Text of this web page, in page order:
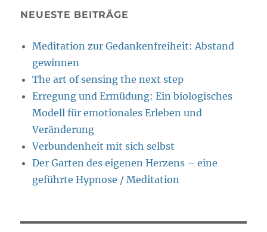
NEUESTE BEITRÄGE
Meditation zur Gedankenfreiheit: Abstand
gewinnen
The art of sensing the next step
Erregung und Ermüdung: Ein biologisches
Modell für emotionales Erleben und
Veränderung
Verbundenheit mit sich selbst
Der Garten des eigenen Herzens – eine
geführte Hypnose / Meditation